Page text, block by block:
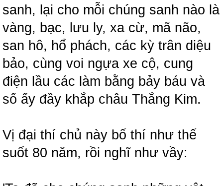
sanh, lại cho mỗi chúng sanh nào là
vàng, bạc, lưu ly, xa cừ, mã não,
san hô, hổ phách, các kỳ trân diệu
bảo, cùng voi ngựa xe cộ, cung
điện lầu các làm bằng bảy báu và
số ấy đầy khắp châu Thắng Kim.
Vị đại thí chủ này bố thí như thế
suốt 80 năm, rồi nghĩ như vầy: